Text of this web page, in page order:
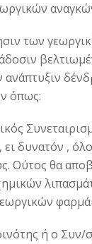
των
ανάπτυξιν
όπως:
δυνατόν ,
Ούτος θα
ή ο Συν/